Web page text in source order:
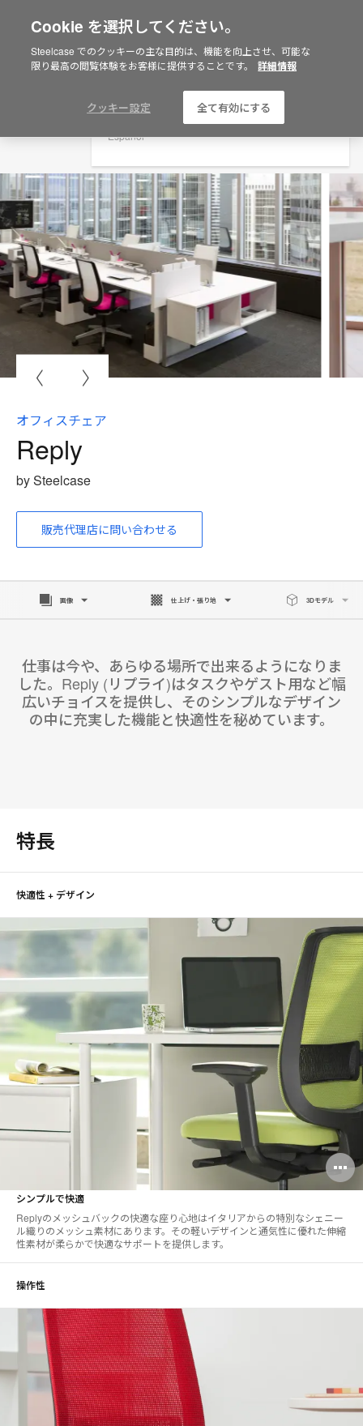
Are you in United States?
Would you like to see Products we sell in
Americas
Español
オフィスチェア
Reply
by Steelcase
販売代理店に問い合わせる
画像 仕上げ・張り地 3Dモデル
仕事は今や、あらゆる場所で出来るようになりま
した。Reply (リプライ)はタスクやゲスト用など幅
広いチョイスを提供し、そのシンプルなデザイン
の中に充実した機能と快適性を秘めています。
特長
快適性 + デザイン
シンプルで快適
Replyのメッシュバックの快適な座り心地はイタリアからの特別なシェニー
ル織りのメッシュ素材にあります。その軽いデザインと通気性に優れた伸縮
性素材が柔らかで快適なサポートを提供します。
操作性
Cookie を選択してください。
Steelcase でのクッキーの主な目的は、機能を向上させ、可能な
限り最高の閲覧体験をお客様に提供することです。
詳細情報
クッキー設定 全て有効にする